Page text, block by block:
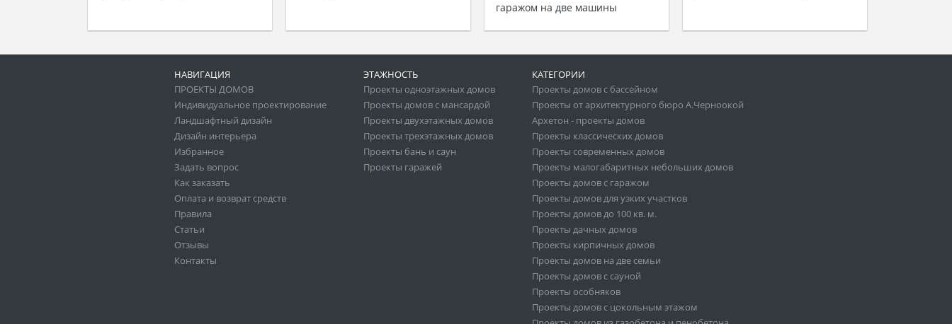
гаражом на две машины
НАВИГАЦИЯ
ПРОЕКТЫ ДОМОВ
Индивидуальное проектирование
Ландшафтный дизайн
Дизайн интерьера
Избранное
Задать вопрос
Как заказать
Оплата и возврат средств
Правила
Статьи
Отзывы
Контакты
ЭТАЖНОСТЬ
Проекты одноэтажных домов
Проекты домов с мансардой
Проекты двухэтажных домов
Проекты трехэтажных домов
Проекты бань и саун
Проекты гаражей
КАТЕГОРИИ
Проекты домов с бассейном
Проекты от архитектурного бюро А.Черноокой
Архетон - проекты домов
Проекты классических домов
Проекты современных домов
Проекты малогабаритных небольших домов
Проекты домов с гаражом
Проекты домов для узких участков
Проекты домов до 100 кв. м.
Проекты дачных домов
Проекты кирпичных домов
Проекты домов на две семьи
Проекты домов с сауной
Проекты особняков
Проекты домов с цокольным этажом